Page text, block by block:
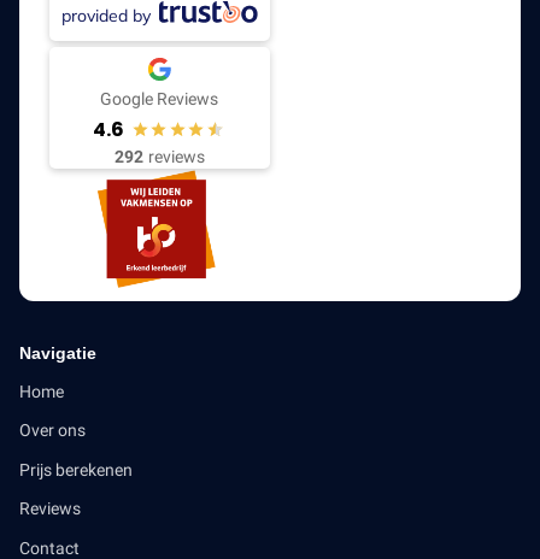
provided by
Google Reviews
4.6
292 reviews
Navigatie
Home
Over ons
Prijs berekenen
Reviews
Contact